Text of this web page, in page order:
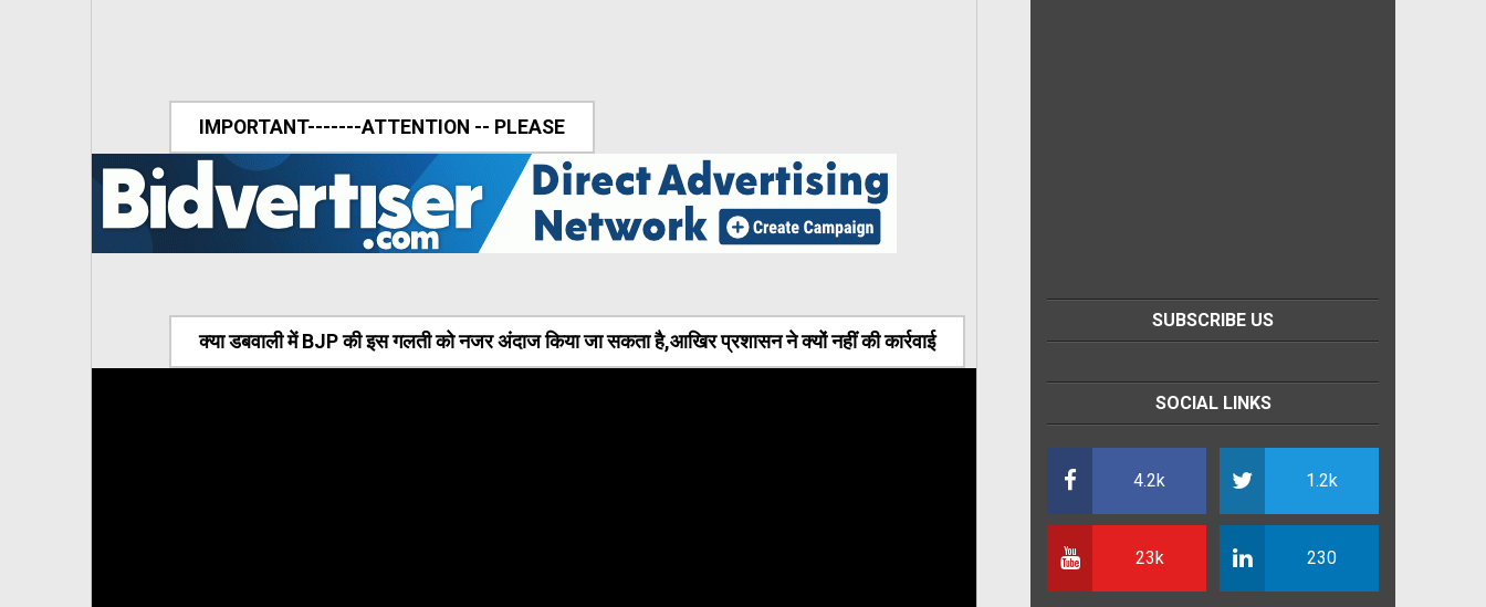
IMPORTANT-------ATTENTION -- PLEASE
क्या डबवाली में BJP की इस गलती को नजर अंदाज किया जा सकता है,आखिर प्रशासन ने क्यों नहीं की कार्रवाई
SUBSCRIBE US
SOCIAL LINKS
4.2k 1.2k
23k 230